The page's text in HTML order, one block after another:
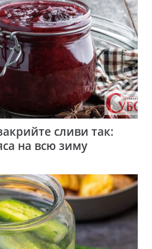
сливи так:
на всю зиму